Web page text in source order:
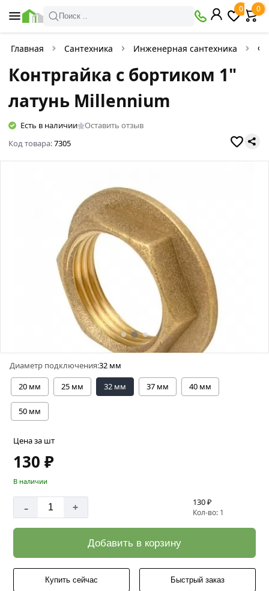
Поиск ..
0 0
Главная Сантехника Инженерная сантехника
Контргайка с бортиком 1"
латунь Millennium
Есть в наличии
Оставить отзыв
Код товара:7305
Диаметр подключения:32 мм
20 мм
25 мм 32 мм 37 мм 40 мм
50 мм
Цена за шт
130 ₽
В наличии
- + 130 ₽
Кол-во: 1
Добавить в корзину
Купить сейчас Быстрый заказ